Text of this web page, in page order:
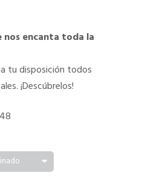
nos encanta toda la
tu disposición todos
¡Descúbrelos!